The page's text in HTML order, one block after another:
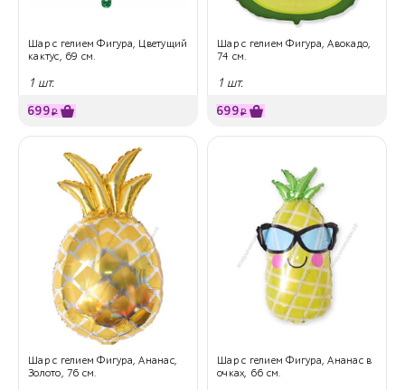
Шар с гелием Фигура, Цветущий
кактус, 69 см.
1 шт.
699₽
Шар с гелием Фигура, Авокадо,
74 см.
1 шт.
699₽
Шар с гелием Фигура, Ананас,
Золото, 76 см.
Шар с гелием Фигура, Ананас в
очках, 66 см.